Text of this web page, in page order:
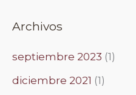
Archivos
septiembre 2023 (1)
diciembre 2021 (1)